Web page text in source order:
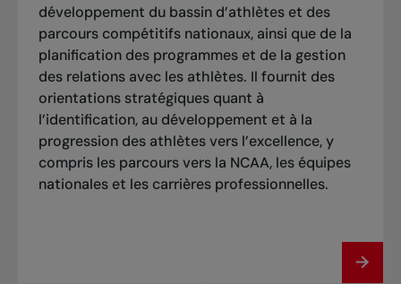
développement du bassin d’athlètes et des
parcours compétitifs nationaux, ainsi que de la
planification des programmes et de la gestion
des relations avec les athlètes. Il fournit des
orientations stratégiques quant à
l’identification, au développement et à la
progression des athlètes vers l’excellence, y
compris les parcours vers la NCAA, les équipes
nationales et les carrières professionnelles.